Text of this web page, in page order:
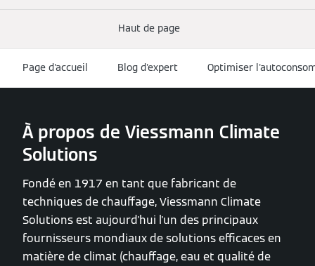
Haut de page
Page d'accueil Blog d'expert Optimiser
À propos de Viessmann Climate
Solutions
Fondé en 1917 en tant que fabricant de
techniques de chauffage, Viessmann Climate
Solutions est aujourd'hui l'un des principaux
fournisseurs mondiaux de solutions efficaces en
matière de climat (chauffage, eau et qualité de